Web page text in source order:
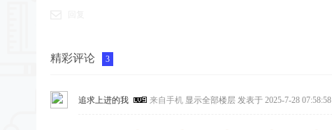
精彩评论 3
追求上进的我 来自手机 显示全部楼层 发表于 2025-7-28 07:58:58